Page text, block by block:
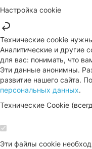
Настройка cookie
Технические cookie
Аналитические и другие
для вас: понимать, что
Эти данные анонимны.
развитие нашего сайта.
персональных данных.
Технические Cookie
Эти файлы cookie